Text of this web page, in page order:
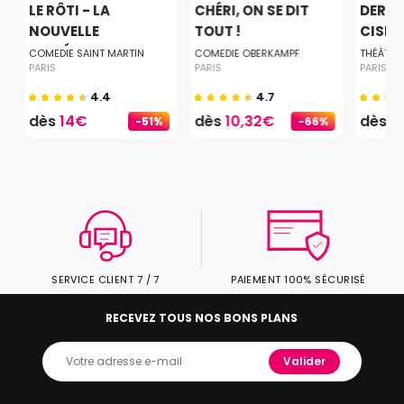
-51%
LE RÔTI - LA
NOUVELLE
COMÉDIE...
COMEDIE SAINT MARTIN
PARIS
4.4
dès14€ -66%
CHÉRI, ON SE DIT
TOUT !
COMEDIE OBERKAMPF
PARIS
4.7
dès10,32€
PARIS
dès
SERVICE CLIENT 7 / 7 PAIEMENT 100% SÉCURISÉ
RECEVEZ TOUS NOS BONS PLANS
Valider